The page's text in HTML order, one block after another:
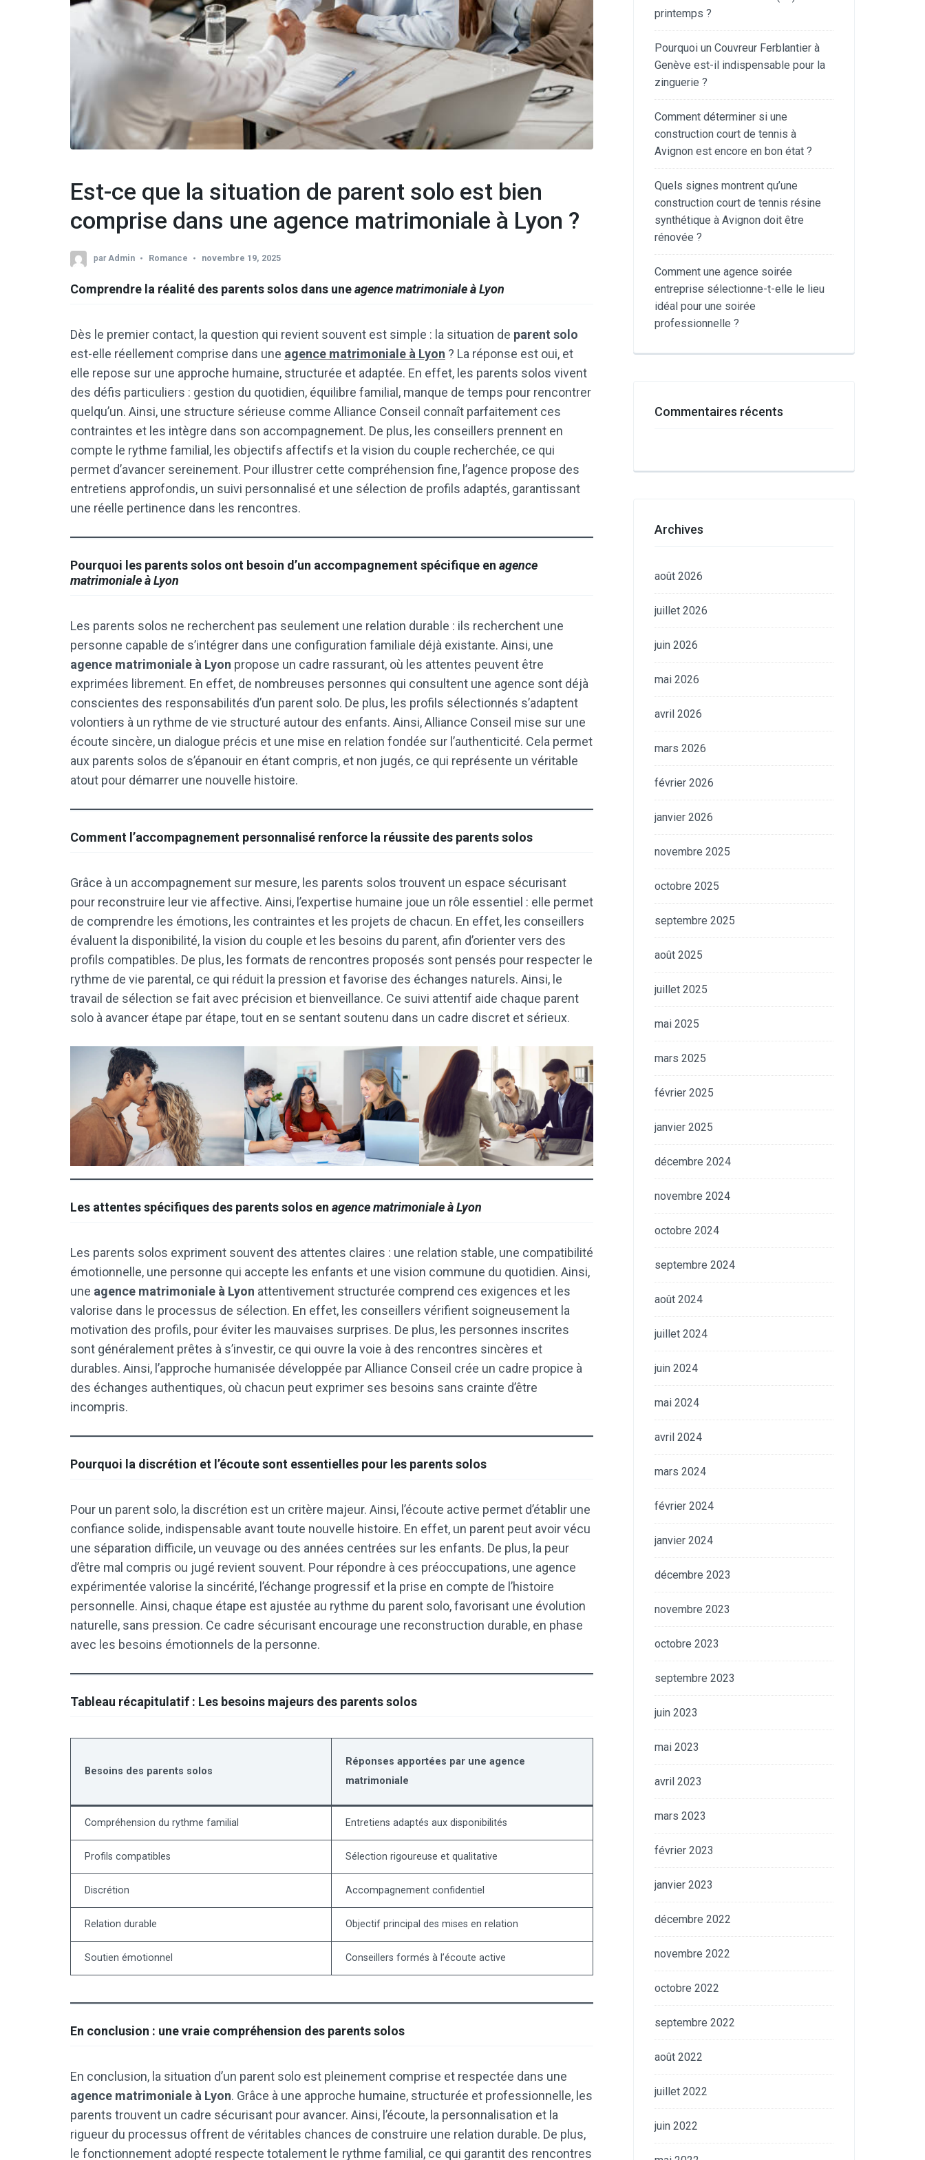
Est-ce que la situation de parent solo est bien
comprise dans une agence matrimoniale à Lyon ?
parAdmin Romance novembre 19, 2025
Comprendre la réalité des parents solos dans uneagence matrimoniale à Lyon
Dès le premier contact, la question qui revient souvent est simple : la situation de parent solo
est-elle réellement comprise dans une agence matrimoniale à Lyon ? La réponse est oui, et
elle repose sur une approche humaine, structurée et adaptée. En effet, les parents solos vivent
des défis particuliers : gestion du quotidien, équilibre familial, manque de temps pour rencontrer
quelqu’un. Ainsi, une structure sérieuse comme Alliance Conseil connaît parfaitement ces
contraintes et les intègre dans son accompagnement. De plus, les conseillers prennent en
compte le rythme familial, les objectifs affectifs et la vision du couple recherchée, ce qui
permet d’avancer sereinement. Pour illustrer cette compréhension fine, l’agence propose des
entretiens approfondis, un suivi personnalisé et une sélection de profils adaptés, garantissant
une réelle pertinence dans les rencontres.
Pourquoi les parents solos ont besoin d’un accompagnement spécifique en agence
matrimoniale à Lyon
Les parents solos ne recherchent pas seulement une relation durable : ils recherchent une
personne capable de s’intégrer dans une configuration familiale déjà existante. Ainsi, une
agence matrimoniale à Lyon propose un cadre rassurant, où les attentes peuvent être
exprimées librement. En effet, de nombreuses personnes qui consultent une agence sont déjà
conscientes des responsabilités d’un parent solo. De plus, les profils sélectionnés s’adaptent
volontiers à un rythme de vie structuré autour des enfants. Ainsi, Alliance Conseil mise sur une
écoute sincère, un dialogue précis et une mise en relation fondée sur l’authenticité. Cela permet
aux parents solos de s’épanouir en étant compris, et non jugés, ce qui représente un véritable
atout pour démarrer une nouvelle histoire.
Comment l’accompagnement personnalisé renforce la réussite des parents solos
Grâce à un accompagnement sur mesure, les parents solos trouvent un espace sécurisant
pour reconstruire leur vie affective. Ainsi, l’expertise humaine joue un rôle essentiel : elle permet
de comprendre les émotions, les contraintes et les projets de chacun. En effet, les conseillers
évaluent la disponibilité, la vision du couple et les besoins du parent, afin d’orienter vers des
profils compatibles. De plus, les formats de rencontres proposés sont pensés pour respecter le
rythme de vie parental, ce qui réduit la pression et favorise des échanges naturels. Ainsi, le
travail de sélection se fait avec précision et bienveillance. Ce suivi attentif aide chaque parent
solo à avancer étape par étape, tout en se sentant soutenu dans un cadre discret et sérieux.
Les attentes spécifiques des parents solos en agence matrimoniale à Lyon
Les parents solos expriment souvent des attentes claires : une relation stable, une compatibilité
émotionnelle, une personne qui accepte les enfants et une vision commune du quotidien. Ainsi,
une agence matrimoniale à Lyon attentivement structurée comprend ces exigences et les
valorise dans le processus de sélection. En effet, les conseillers vérifient soigneusement la
motivation des profils, pour éviter les mauvaises surprises. De plus, les personnes inscrites
sont généralement prêtes à s’investir, ce qui ouvre la voie à des rencontres sincères et
durables. Ainsi, l’approche humanisée développée par Alliance Conseil crée un cadre propice à
des échanges authentiques, où chacun peut exprimer ses besoins sans crainte d’être
incompris.
Pourquoi la discrétion et l’écoute sont essentielles pour les parents solos
Pour un parent solo, la discrétion est un critère majeur. Ainsi, l’écoute active permet d’établir une
confiance solide, indispensable avant toute nouvelle histoire. En effet, un parent peut avoir vécu
une séparation difficile, un veuvage ou des années centrées sur les enfants. De plus, la peur
d’être mal compris ou jugé revient souvent. Pour répondre à ces préoccupations, une agence
expérimentée valorise la sincérité, l’échange progressif et la prise en compte de l’histoire
personnelle. Ainsi, chaque étape est ajustée au rythme du parent solo, favorisant une évolution
naturelle, sans pression. Ce cadre sécurisant encourage une reconstruction durable, en phase
avec les besoins émotionnels de la personne.
Tableau récapitulatif : Les besoins majeurs des parents solos
Besoins des parents solos
Réponses apportées par une agence
matrimoniale
Compréhension du rythme familial Entretiens adaptés aux disponibilités
Profils compatibles Sélection rigoureuse et qualitative
Discrétion Accompagnement confidentiel
Relation durable Objectif principal des mises en relation
Soutien émotionnel Conseillers formés à l’écoute active
En conclusion : une vraie compréhension des parents solos
En conclusion, la situation d’un parent solo est pleinement comprise et respectée dans une
agence matrimoniale à Lyon. Grâce à une approche humaine, structurée et professionnelle, les
parents trouvent un cadre sécurisant pour avancer. Ainsi, l’écoute, la personnalisation et la
rigueur du processus offrent de véritables chances de construire une relation durable. De plus,
le fonctionnement adopté respecte totalement le rythme familial, ce qui garantit des rencontres
printemps ?
Pourquoi un Couvreur Ferblantier à
Genève est-il indispensable pour la
zinguerie ?
Comment déterminer si une
construction court de tennis à
Avignon est encore en bon état ?
Quels signes montrent qu’une
construction court de tennis résine
synthétique à Avignon doit être
rénovée ?
Comment une agence soirée
entreprise sélectionne-t-elle le lieu
idéal pour une soirée
professionnelle ?
Commentaires récents
Archives
août 2026
juillet 2026
juin 2026
mai 2026
avril 2026
mars 2026
février 2026
janvier 2026
novembre 2025
octobre 2025
septembre 2025
août 2025
juillet 2025
mai 2025
mars 2025
février 2025
janvier 2025
décembre 2024
novembre 2024
octobre 2024
septembre 2024
août 2024
juillet 2024
juin 2024
mai 2024
avril 2024
mars 2024
février 2024
janvier 2024
décembre 2023
novembre 2023
octobre 2023
septembre 2023
juin 2023
mai 2023
avril 2023
mars 2023
février 2023
janvier 2023
décembre 2022
novembre 2022
octobre 2022
septembre 2022
août 2022
juillet 2022
juin 2022